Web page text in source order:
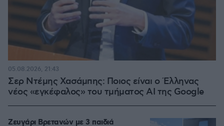
Σερ Ντέμης Χασάμπης: Ποιος είναι ο Έλληνας
νέος «εγκέφαλος» του τμήματος AI της Google
05.08.2026, 21:43
Ζευγάρι Βρετανών με 3 παιδιά